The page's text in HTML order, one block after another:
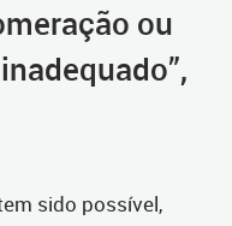
ou
sido possível,